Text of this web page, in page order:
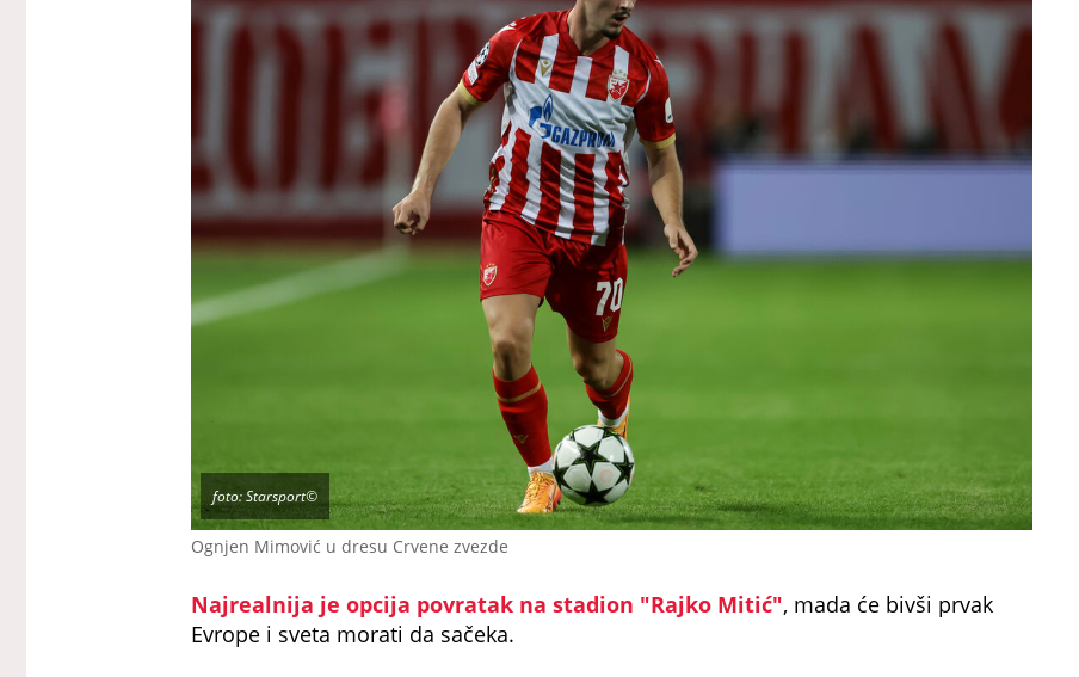
Ognjen Mimović u dresu Crvene zvezde
foto: Starsport©
Najrealnija je opcija povratak na stadion "Rajko Mitić", mada će bivši prvak
Evrope i sveta morati da sačeka.